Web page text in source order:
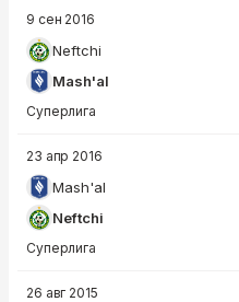
9 сен 2016
Neftchi
Mash'al
Суперлига
23 апр 2016
Mash'al
Neftchi
Суперлига
26 авг 2015